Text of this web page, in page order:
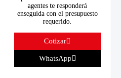
agentes te responderá
enseguida con el presupuesto
requerido.
Cotizar
WhatsApp